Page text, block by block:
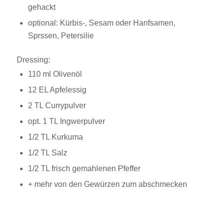
gehackt
optional: Kürbis-, Sesam oder Hanfsamen,
Sprssen, Petersilie
Dressing:
110 ml Olivenöl
12 EL Apfelessig
2 TL Currypulver
opt. 1 TL Ingwerpulver
1/2 TL Kurkuma
1/2 TL Salz
1/2 TL frisch gemahlenen Pfeffer
+ mehr von den Gewürzen zum abschmecken